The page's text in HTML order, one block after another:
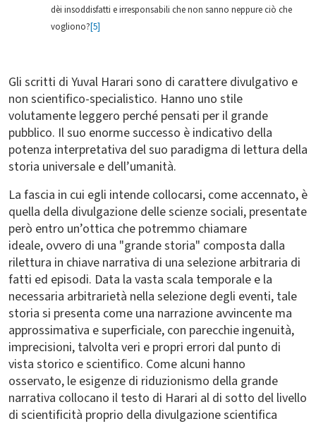
dèi insoddisfatti e irresponsabili che non sanno neppure ciò che
vogliono?[5]
Gli scritti di Yuval Harari sono di carattere divulgativo e
non scientifico-specialistico. Hanno uno stile
volutamente leggero perché pensati per il grande
pubblico. Il suo enorme successo è indicativo della
potenza interpretativa del suo paradigma di lettura della
storia universale e dell’umanità.
La fascia in cui egli intende collocarsi, come accennato, è
quella della divulgazione delle scienze sociali, presentate
però entro un’ottica che potremmo chiamare
ideale, ovvero di una "grande storia" composta dalla
rilettura in chiave narrativa di una selezione arbitraria di
fatti ed episodi. Data la vasta scala temporale e la
necessaria arbitrarietà nella selezione degli eventi, tale
storia si presenta come una narrazione avvincente ma
approssimativa e superficiale, con parecchie ingenuità,
imprecisioni, talvolta veri e propri errori dal punto di
vista storico e scientifico. Come alcuni hanno
osservato, le esigenze di riduzionismo della grande
narrativa collocano il testo di Harari al di sotto del livello
di scientificità proprio della divulgazione scientifica